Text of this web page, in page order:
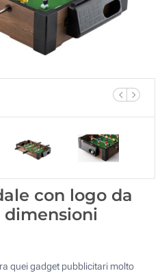
con logo da
quei gadget pubblicitari molto